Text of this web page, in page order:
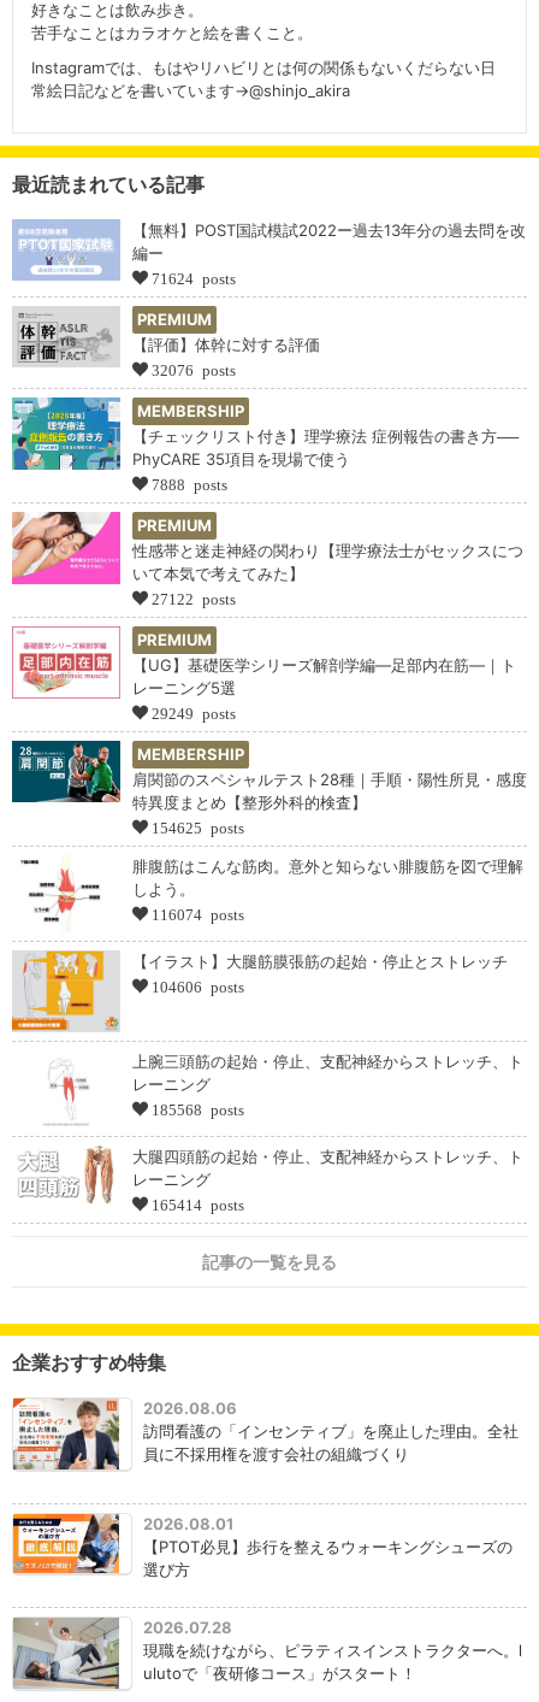
好きなことは飲み歩き。
苦手なことはカラオケと絵を書くこと。
Instagramでは、もはやリハビリとは何の関係もないくだらない日
常絵日記などを書いています→@shinjo_akira
最近読まれている記事
【無料】POST国試模試2022ー過去13年分の過去問を改
編ー
71624 posts
PREMIUM
【評価】体幹に対する評価
32076 posts
MEMBERSHIP
【チェックリスト付き】理学療法 症例報告の書き方──
PhyCARE 35項目を現場で使う
7888 posts
PREMIUM
性感帯と迷走神経の関わり【理学療法士がセックスにつ
いて本気で考えてみた】
27122 posts
PREMIUM
【UG】基礎医学シリーズ解剖学編―足部内在筋―｜ト
レーニング5選
29249 posts
MEMBERSHIP
肩関節のスペシャルテスト28種｜手順・陽性所見・感度
特異度まとめ【整形外科的検査】
154625 posts
腓腹筋はこんな筋肉。意外と知らない腓腹筋を図で理解
しよう。
116074 posts
【イラスト】大腿筋膜張筋の起始・停止とストレッチ
104606 posts
上腕三頭筋の起始・停止、支配神経からストレッチ、ト
レーニング
185568 posts
大腿四頭筋の起始・停止、支配神経からストレッチ、ト
レーニング
165414 posts
記事の一覧を見る
企業おすすめ特集
2026.08.06
訪問看護の「インセンティブ」を廃止した理由。全社
員に不採用権を渡す会社の組織づくり
2026.08.01
【PTOT必見】歩行を整えるウォーキングシューズの
選び方
2026.07.28
現職を続けながら、ピラティスインストラクターへ。l
ulutoで「夜研修コース」がスタート！